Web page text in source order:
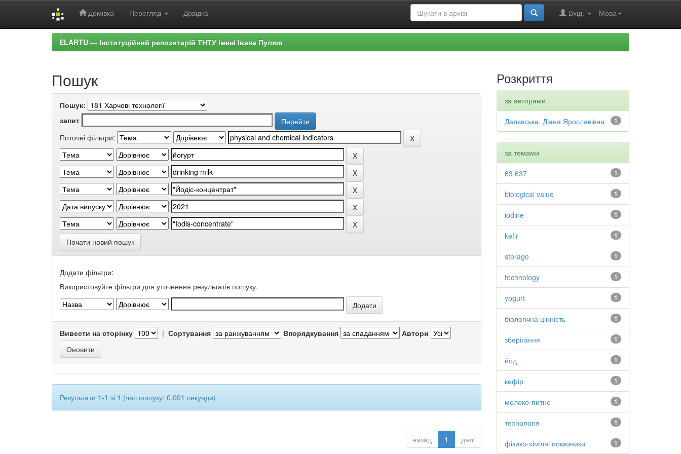
Домівка Перегляд Довідка Мова
Вхід:
ELARTU — Інституційний репозитарій ТНТУ імені Івана Пулюя
Пошук
Пошук:
запит
Поточні фільтри:
Почати новий пошук
Додати фільтри:
Використовуйте фільтри для уточнення результатів пошуку.
Вивести на сторінку | Сортування Впорядкування Автори
Результати 1-1 зі 1 (час пошуку: 0.001 секунди).
назад 1 далі
Розкриття
за авторами
1
Далєвська, Діана Ярославівна
за темами
1
63.637
1
biological value
1
iodine
1
kefir
1
storage
1
technology
1
yogurt
1
біологічна цінність
1
зберігання
1
йод
1
кефір
1
молоко-питне
1
технологія
1
фізико-хімічні показники